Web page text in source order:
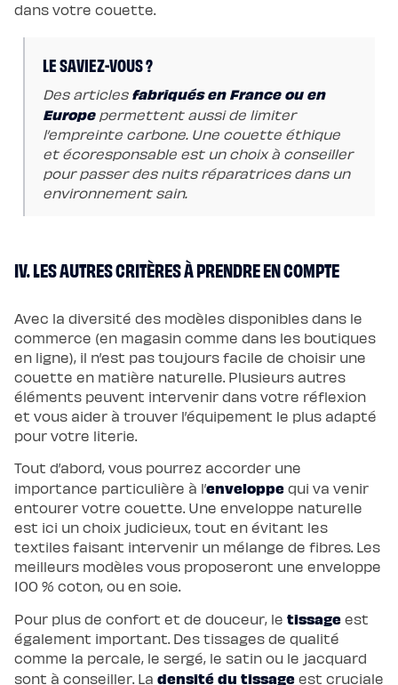
dans votre couette.
LE SAVIEZ-VOUS ?
Des articles fabriqués en France ou en
Europepermettent aussi de limiter
l’empreinte carbone. Une couette éthique
et écoresponsable est un choix à conseiller
pour passer des nuits réparatrices dans un
environnement sain.
IV. LES AUTRES CRITÈRES À PRENDRE EN COMPTE
Avec la diversité des modèles disponibles dans le
commerce (en magasin comme dans les boutiques
en ligne), il n’est pas toujours facile de choisir une
couette en matière naturelle. Plusieurs autres
éléments peuvent intervenir dans votre réflexion
et vous aider à trouver l’équipement le plus adapté
pour votre literie.
Tout d’abord, vous pourrez accorder une
importance particulière à l’enveloppe qui va venir
entourer votre couette. Une enveloppe naturelle
est ici un choix judicieux, tout en évitant les
textiles faisant intervenir un mélange de fibres. Les
meilleurs modèles vous proposeront une enveloppe
100 % coton, ou en soie.
Pour plus de confort et de douceur, le tissage est
également important. Des tissages de qualité
comme la percale, le sergé, le satin ou le jacquard
sont à conseiller. La densité du tissage est cruciale